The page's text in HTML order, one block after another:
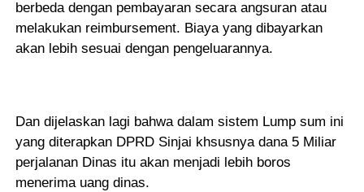
berbeda dengan pembayaran secara angsuran atau
melakukan reimbursement. Biaya yang dibayarkan
akan lebih sesuai dengan pengeluarannya.
Dan dijelaskan lagi bahwa dalam sistem Lump sum ini
yang diterapkan DPRD Sinjai khsusnya dana 5 Miliar
perjalanan Dinas itu akan menjadi lebih boros
menerima uang dinas.